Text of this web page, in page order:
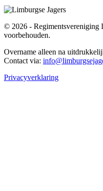
© 2026 - Regimentsvereniging
voorbehouden.
Overname alleen na
Contact via:
Privacyverklaring